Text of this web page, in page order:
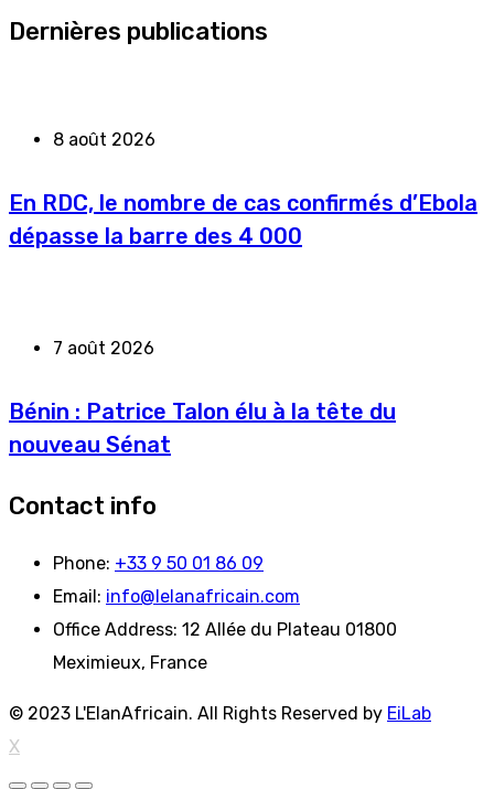
Dernières publications
8 août 2026
En RDC, le nombre de cas confirmés d’Ebola
dépasse la barre des 4 000
7 août 2026
Bénin : Patrice Talon élu à la tête du
nouveau Sénat
Contact info
Phone: +33 9 50 01 86 09
Email: info@lelanafricain.com
Office Address: 12 Allée du Plateau 01800
Meximieux, France
© 2023 L'ElanAfricain. All Rights Reserved by EiLab
X